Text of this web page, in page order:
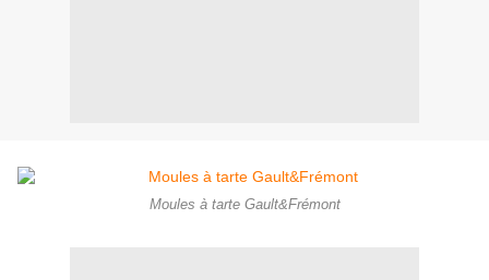
Moules à tarte Gault&Frémont